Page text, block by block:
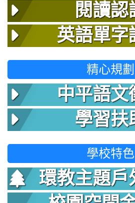
閱讀認
英語單字
精心規劃
中平語文
學習扶
學校特色
環教主題戶